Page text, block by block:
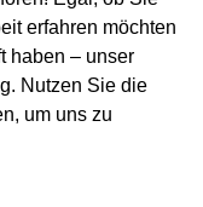
erfahren möchten
haben – unser
Nutzen Sie die
um uns zu